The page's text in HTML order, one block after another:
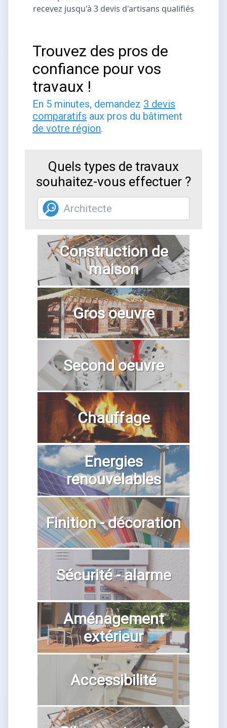
recevez jusqu'à 3 devis d'artisans qualifiés
Trouvez des pros de
confiance pour vos
travaux !
En 5 minutes, demandez 3 devis
comparatifs aux pros du bâtiment
de votre région.
Quels types de travaux
souhaitez-vous effectuer ?
Construction de
maison
Gros oeuvre
Second oeuvre
Chauffage
Energies
renouvelables
Finition - décoration
Sécurité - alarme
Aménagement
extérieur
Accessibilité